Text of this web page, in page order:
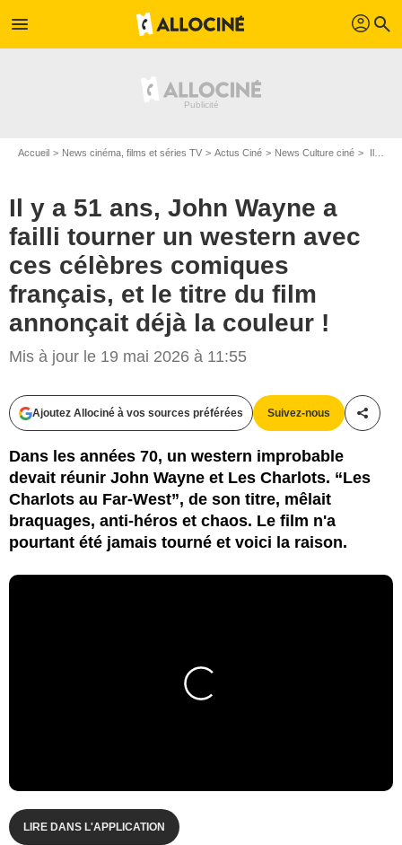
menu profil search
Accueil News cinéma, films et séries TV Actus Ciné News Culture ciné Il y a 51 ans, John Wayne a failli tourner un western avec ces célèbres comiques français, et le titre du film annonçait déjà la couleur !
Il y a 51 ans, John Wayne a
failli tourner un western avec
ces célèbres comiques
français, et le titre du film
annonçait déjà la couleur !
Mis à jour le 19 mai 2026 à 11:55
Ajoutez Allociné à vos sources préférées Suivez-nous
Dans les années 70, un western improbable
devait réunir John Wayne et Les Charlots. “Les
Charlots au Far-West”, de son titre, mêlait
braquages, anti-héros et chaos. Le film n'a
pourtant été jamais tourné et voici la raison.
LIRE DANS L'APPLICATION